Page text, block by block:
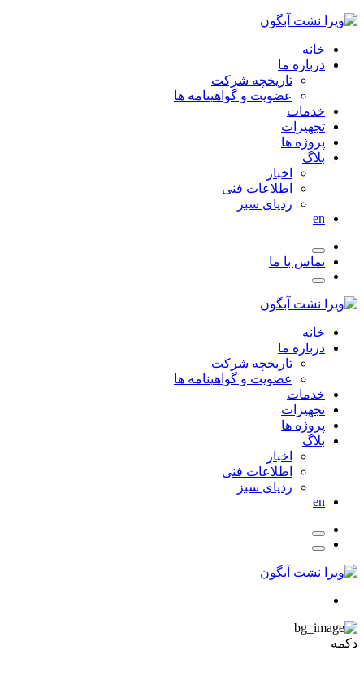
خانه
درباره ما
تاریخچه شرکت
عضویت و گواهینامه ها
خدمات
تجهیزات
پروژه ها
بلاگ
اخبار
اطلاعات فنی
ردپای سبز
en
تماس با ما
خانه
درباره ما
تاریخچه شرکت
عضویت و گواهینامه ها
خدمات
تجهیزات
پروژه ها
بلاگ
اخبار
اطلاعات فنی
ردپای سبز
en
دکمه